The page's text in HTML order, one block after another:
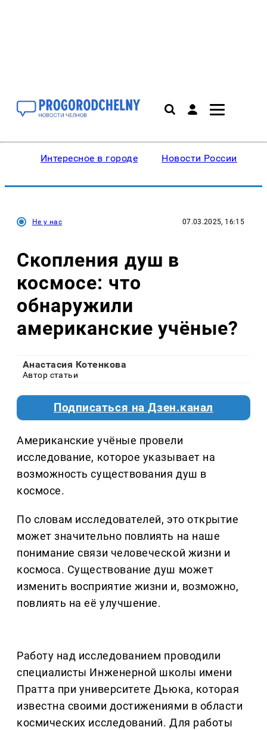
Интересное в городе Новости России
Не у нас 07.03.2025, 16:15
Скопления душ в
космосе: что
обнаружили
американские учёные?
Анастасия Котенкова
Автор статьи
Подписаться на Дзен.канал
Американские учёные провели
исследование, которое указывает на
возможность существования душ в
космосе.
По словам исследователей, это открытие
может значительно повлиять на наше
понимание связи человеческой жизни и
космоса. Существование душ может
изменить восприятие жизни и, возможно,
повлиять на её улучшение.
Работу над исследованием проводили
специалисты Инженерной школы имени
Пратта при университете Дьюка, которая
известна своими достижениями в области
космических исследований. Для работы